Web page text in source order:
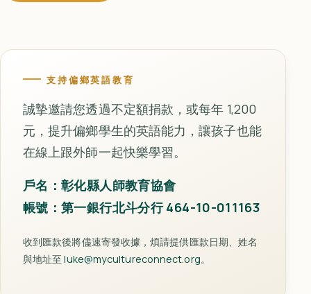
支持偏鄉英語教育
誠摯邀請您透過不定額捐款，或每年 1,200
元，提升偏鄉學生的英語能力，讓孩子也能
在線上跟外師一起快樂學習。
戶名：彰化縣人師教育協會
帳號：第一銀行北斗分行 464-10-011163
收到匯款後將儘速寄發收據，煩請提供匯款日期、姓名
與地址至luke@mycultureconnect.org。